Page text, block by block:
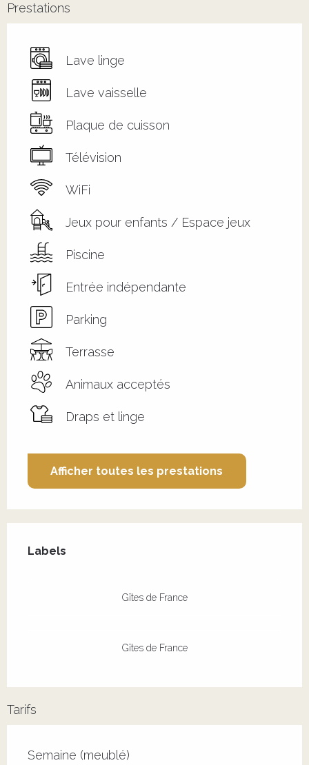
Prestations
Lave linge
Lave vaisselle
Plaque de cuisson
Télévision
WiFi
Jeux pour enfants / Espace jeux
Piscine
Entrée indépendante
Parking
Terrasse
Animaux acceptés
Draps et linge
Afficher toutes les prestations
Labels
Labels
Gîtes de France
Gîtes de France
Tarifs
Tarifs 2026
Semaine (meublé)